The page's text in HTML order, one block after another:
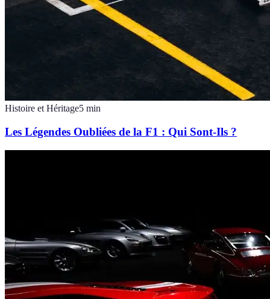
Histoire et Héritage5 min
Les Légendes Oubliées de la F1 : Qui Sont-Ils ?